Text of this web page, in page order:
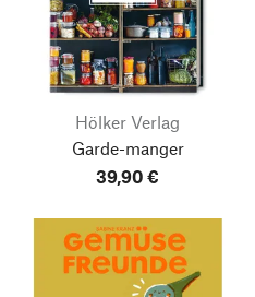
Hölker Verlag
Garde-manger
39,90 €